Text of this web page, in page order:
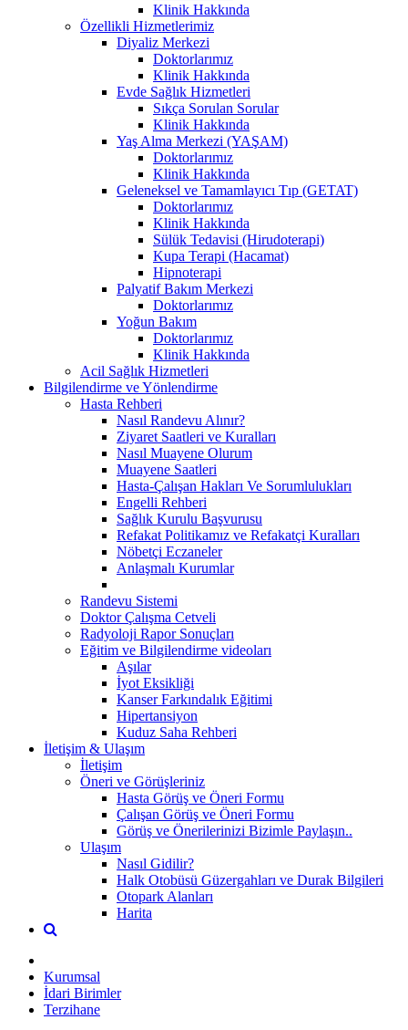
Klinik Hakkında
Özellikli Hizmetlerimiz
Diyaliz Merkezi
Doktorlarımız
Klinik Hakkında
Evde Sağlık Hizmetleri
Sıkça Sorulan Sorular
Klinik Hakkında
Yaş Alma Merkezi (YAŞAM)
Doktorlarımız
Klinik Hakkında
Geleneksel ve Tamamlayıcı Tıp (GETAT)
Doktorlarımız
Klinik Hakkında
Sülük Tedavisi (Hirudoterapi)
Kupa Terapi (Hacamat)
Hipnoterapi
Palyatif Bakım Merkezi
Doktorlarımız
Yoğun Bakım
Doktorlarımız
Klinik Hakkında
Acil Sağlık Hizmetleri
Bilgilendirme ve Yönlendirme
Hasta Rehberi
Nasıl Randevu Alınır?
Ziyaret Saatleri ve Kuralları
Nasıl Muayene Olurum
Muayene Saatleri
Hasta-Çalışan Hakları Ve Sorumlulukları
Engelli Rehberi
Sağlık Kurulu Başvurusu
Refakat Politikamız ve Refakatçi Kuralları
Nöbetçi Eczaneler
Anlaşmalı Kurumlar
Randevu Sistemi
Doktor Çalışma Cetveli
Radyoloji Rapor Sonuçları
Eğitim ve Bilgilendirme videoları
Aşılar
İyot Eksikliği
Kanser Farkındalık Eğitimi
Hipertansiyon
Kuduz Saha Rehberi
İletişim & Ulaşım
İletişim
Öneri ve Görüşleriniz
Hasta Görüş ve Öneri Formu
Çalışan Görüş ve Öneri Formu
Görüş ve Önerilerinizi Bizimle Paylaşın..
Ulaşım
Nasıl Gidilir?
Halk Otobüsü Güzergahları ve Durak Bilgileri
Otopark Alanları
Harita
Kurumsal
İdari Birimler
Terzihane